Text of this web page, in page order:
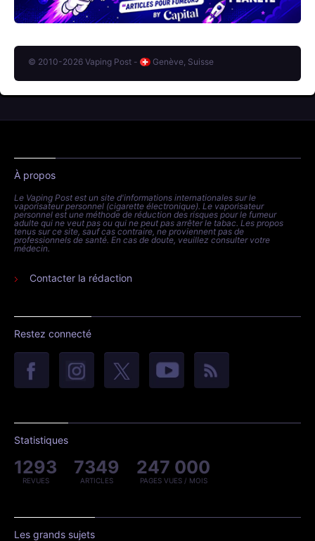
© 2010-2026 Vaping Post - Genève, Suisse
À propos
Le Vaping Post est un site d'informations internationales sur le
vaporisateur personnel (cigarette électronique). Le vaporisateur
personnel est une méthode de réduction des risques pour le fumeur
adulte qui ne veut pas ou qui ne peut pas arrêter le tabac. Les propos
tenus sur ce site, sauf cas contraire, ne proviennent pas de
professionnels de santé. En cas de doute, veuillez consulter votre
médecin.
Contacter la rédaction
Restez connecté
Statistiques
1293
REVUES
7349
ARTICLES
247 000
PAGES VUES / MOIS
Les grands sujets